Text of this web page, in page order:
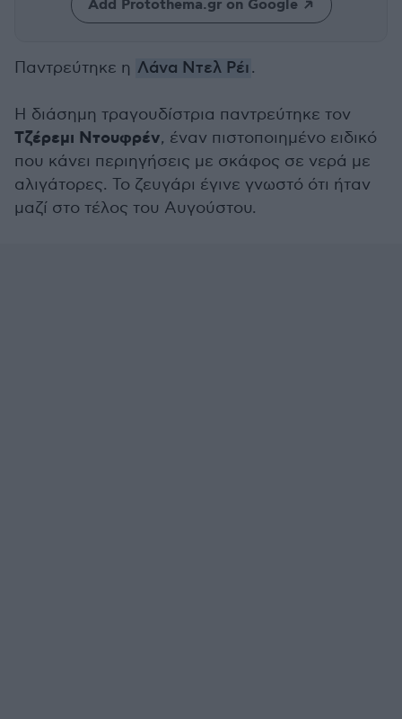
Add Protothema.gr on Google
Παντρεύτηκε η Λάνα Ντελ Ρέι.
Η διάσημη τραγουδίστρια παντρεύτηκε τον
Τζέρεμι Ντουφρέν, έναν πιστοποιημένο ειδικό
που κάνει περιηγήσεις με σκάφος σε νερά με
αλιγάτορες. Το ζευγάρι έγινε γνωστό ότι ήταν
μαζί στο τέλος του Αυγούστου.